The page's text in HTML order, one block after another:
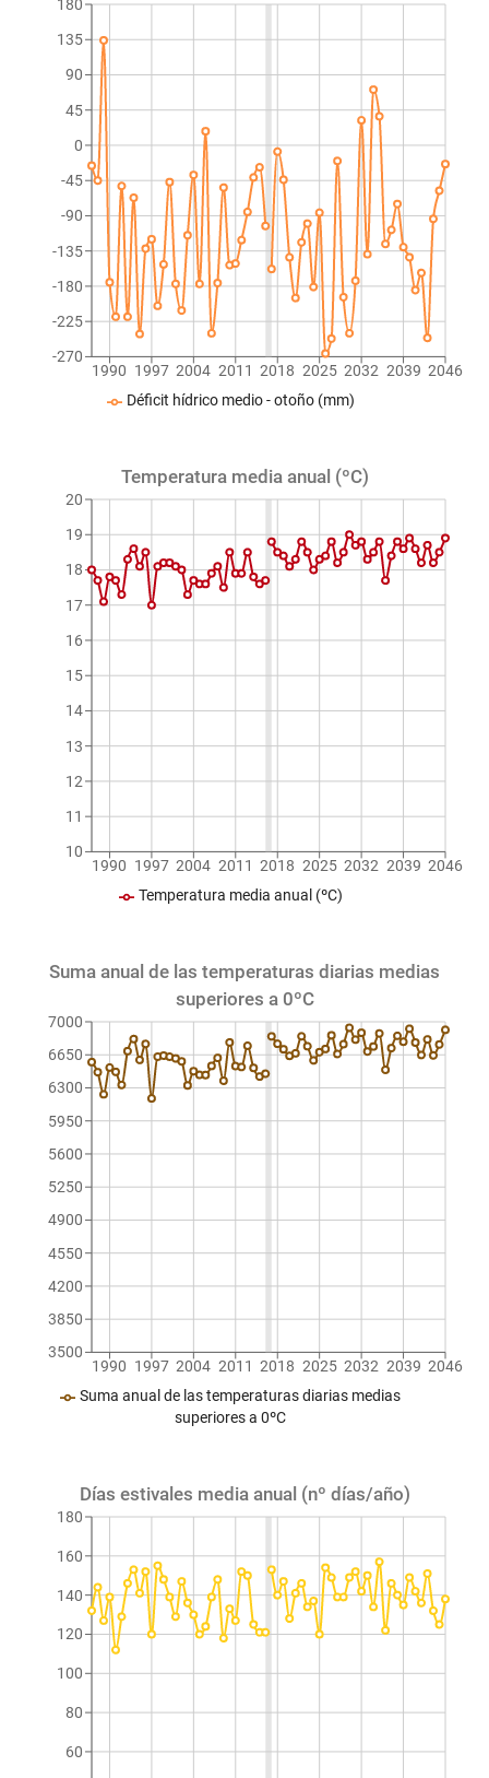
1990 1997 2004 2011 2018 2025 2032 2039 2046
-270
-225
-180
-135
-90
-45
0
45
90
135
180
Déficit hídrico medio - otoño (mm)
Temperatura media anual (ºC)
1990 1997 2004 2011 2018 2025 2032 2039 2046
10
11
12
13
14
15
16
17
18
19
20
Temperatura media anual (ºC)
Suma anual de las temperaturas diarias medias
superiores a 0ºC
1990 1997 2004 2011 2018 2025 2032 2039 2046
3500
3850
4200
4550
4900
5250
5600
5950
6300
6650
7000
Suma anual de las temperaturas diarias medias
superiores a 0ºC
Días estivales media anual (nº días/año)
60
80
100
120
140
160
180